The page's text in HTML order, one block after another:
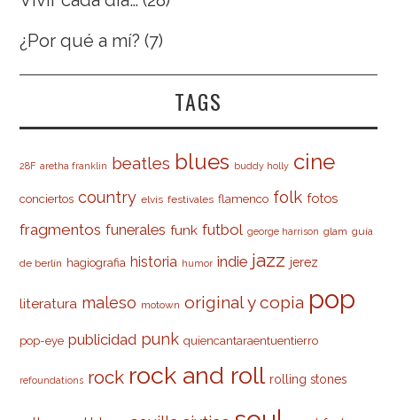
¿Por qué a mí? (7)
TAGS
28F aretha franklin beatles blues buddy holly cine
conciertos country elvis festivales flamenco folk fotos
fragmentos funerales funk futbol george harrison glam guía
de berlín hagiografia historia humor indie jazz jerez
literatura maleso motown original y copia pop
pop-eye publicidad punk quiencantaraentuentierro
refoundations rock rock and roll rolling stones